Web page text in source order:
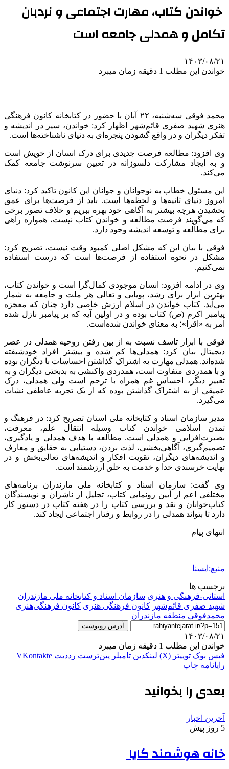
خواندن کتاب، مهارت اجتماعی و نردبان
تکامل و همدلی جامعه است
۱۴۰۳/۰۸/۲۱
خواندن این مطلب 1 دقیقه زمان میبرد
محمد فوقی سه‌شنبه، ۲۲ آبان با حضور در کتابخانه کانون فرهنگی
هنری شهید صفری قائم‌شهر اظهار کرد: خواندن، سیر در اندیشه و
تفکر دیگران و در واقع گشودن پنجره‌ای به دنیای ناشناخته‌ها است.
وی افزود: مطالعه فرصت جدیدی برای درک انسان از خویش است
و به ایجاد مشارکت دلسوزانه در تعیین سرنوشت جامعه کمک
می‌کند.
این مسئول خطاب به نوجوانان و جوانان این کانون تاکید کرد: دنیای
امروز دنیای ثانیه‌ها و لحظه‌ها است. باید از فرصت‌ها برای عمق
بخشیدن هرچه بیشتر به آگاهی خود بهره‌ ببریم و خلاف تصور برخی
که می‌گویند فرصت مطالعه و خواندن کتاب نیست، همواره راهی
برای مطالعه و توسعه اندیشه وجود دارد.
فوقی با بیان این که مشکل اصلی کمبود وقت نیست، تصریح کرد:
مشکل در نحوه استفاده از فرصت‌ها است که درست استفاده
نمی‌کنیم.
وی در ادامه افزود: انسان موجودی کمال‌گرا است و خواندن کتاب،
بهترین ابزار برای رشد، پویایی و تعالی هر ملت و جامعه به شمار
می‌آید. کتاب خواندن در اسلام ارزش خاصی دارد چنان که معجزه
پیامبر اکرم (ص) کتاب بوده و در اولین آیه که بر پیامبر نازل شده
امر به «اقرا»؛ به معنای خواندن شده‌است.
فوقی با ابراز تاسف نسبت به از بین رفتن روحیه همدلی در عصر
دیجیتال بیان کرد: همدلی‌ها کم شده و بیشتر افراد خودشیفته‌
شده‌اند. همدلی مهارت به اشتراک گذاشتن احساسات با دیگران بوده
و با همدردی متفاوت است، همدردی واکنشی به بدبختی دیگران و به
تعبیر دیگر، احساس غم همراه با ترحم است ولی همدلی، درک
عمیقی از به اشتراک گذاشتن بوده که از یک تجربه عاطفی نشات
می‌گیرد.
مدیر سازمان اسناد و کتابخانه ملی استان تصریح کرد: در فرهنگ و
تمدن اسلامی خواندن کتاب وسیله انتقال علم، معرفت،
بصیرت‌افزایی و همدلی است. مطالعه با هدف همدلی و یادگیری،
تصمیم‌گیری، آگاهی‌بخشی، لذت بردن، دستیابی به حقایق و معارف
و اندیشه‌های دیگران، تقویت افکار و اندیشه‌های تعالی‌بخش و در
نهایت خرسندی خدا و خدمت به خلق ارزشمند است.
وی گفت: سازمان اسناد و کتابخانه ملی مازندران برنامه‌های
مختلفی اعم از آیین رونمایی کتاب، تجلیل از ناشران و نویسندگان
کتاب‌خوانان و نقد و بررسی کتاب را در هفته کتاب در دستور کار
دارد تا بتواند همدلی را در روابط و رفتار اجتماعی ایجاد کند.
انتهای پیام
منبع:ایسنا
برچسب ها
استانی-فرهنگی و هنری سازمان اسناد و کتابخانه ملی مازندران
شهید صفری قائم‌شهر کانون فرهنگی هنری کانون فرهنگی‌هنری
محمدفوقی منطقه مازندران
آدرس رونوشت
۱۴۰۳/۰۸/۲۱
خواندن این مطلب 1 دقیقه زمان میبرد
فیس بوک توییتر (X) لینکدین ‫تامبلر ‫پین‌ترست ‫رددیت ‫VKontakte
رایانامه چاپ
بعدی را بخوانید
آخرین اخبار
5 روز پیش
خانه هوشمند کایا